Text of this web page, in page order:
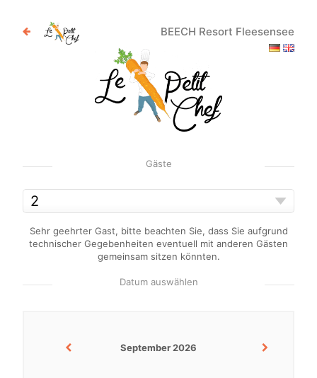
BEECH Resort Fleesensee
Gäste
Sehr geehrter Gast, bitte beachten Sie, dass Sie aufgrund
technischer Gegebenheiten eventuell mit anderen Gästen
gemeinsam sitzen könnten.
Datum auswählen
September 2026